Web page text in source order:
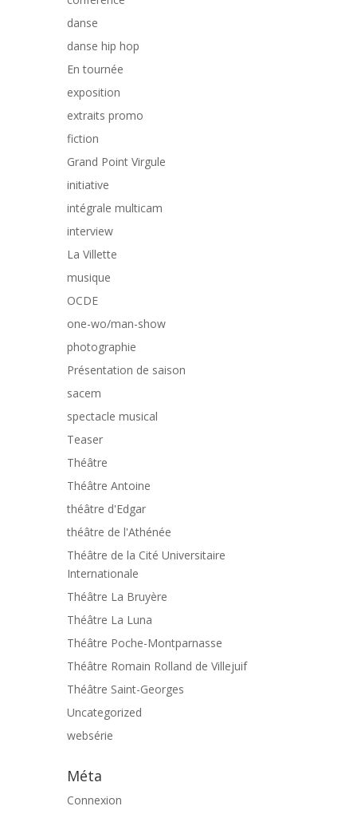
danse
danse hip hop
En tournée
exposition
extraits promo
fiction
Grand Point Virgule
initiative
intégrale multicam
interview
La Villette
musique
OCDE
one-wo/man-show
photographie
Présentation de saison
sacem
spectacle musical
Teaser
Théâtre
Théâtre Antoine
théâtre d'Edgar
théâtre de l'Athénée
Théâtre de la Cité Universitaire
Internationale
Théâtre La Bruyère
Théâtre La Luna
Théâtre Poche-Montparnasse
Théâtre Romain Rolland de Villejuif
Théâtre Saint-Georges
Uncategorized
websérie
Méta
Connexion